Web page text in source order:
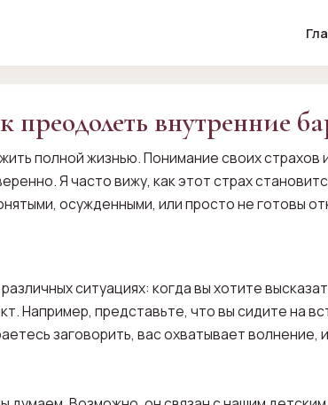
преодолеть внутренние
полной жизнью. Понимание своих страхов
Я часто вижу, как этот страх
осужденными, или просто не готовы
ситуациях: когда вы хотите
Например, представьте, что вы сидите на
заговорить, вас охватывает